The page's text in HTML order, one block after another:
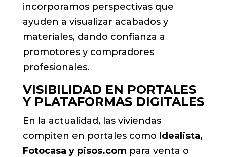
incorporamos perspectivas que
ayuden a visualizar acabados y
materiales, dando confianza a
promotores y compradores
profesionales.
VISIBILIDAD EN PORTALES
Y PLATAFORMAS DIGITALES
En la actualidad, las viviendas
compiten en portales como Idealista,
Fotocasa y pisos.com para venta o